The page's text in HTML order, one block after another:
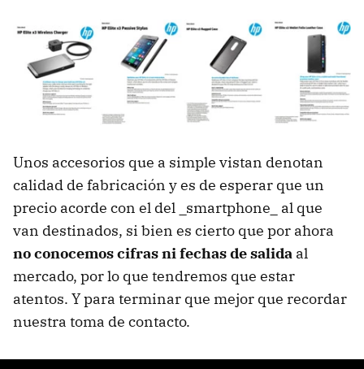
Unos accesorios que a simple vistan denotan
calidad de fabricación y es de esperar que un
precio acorde con el del _smartphone_ al que
van destinados, si bien es cierto que por ahora
no conocemos cifras ni fechas de salida al
mercado, por lo que tendremos que estar
atentos. Y para terminar que mejor que recordar
nuestra toma de contacto.